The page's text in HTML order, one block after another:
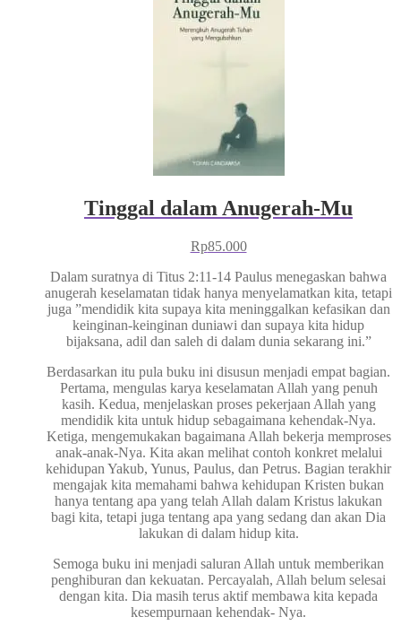
Tinggal dalam Anugerah-Mu
Rp85.000
Dalam suratnya di Titus 2:11-14 Paulus menegaskan bahwa
anugerah keselamatan tidak hanya menyelamatkan kita, tetapi
juga ”mendidik kita supaya kita meninggalkan kefasikan dan
keinginan-keinginan duniawi dan supaya kita hidup
bijaksana, adil dan saleh di dalam dunia sekarang ini.”
Berdasarkan itu pula buku ini disusun menjadi empat bagian.
Pertama, mengulas karya keselamatan Allah yang penuh
kasih. Kedua, menjelaskan proses pekerjaan Allah yang
mendidik kita untuk hidup sebagaimana kehendak-Nya.
Ketiga, mengemukakan bagaimana Allah bekerja memproses
anak-anak-Nya. Kita akan melihat contoh konkret melalui
kehidupan Yakub, Yunus, Paulus, dan Petrus. Bagian terakhir
mengajak kita memahami bahwa kehidupan Kristen bukan
hanya tentang apa yang telah Allah dalam Kristus lakukan
bagi kita, tetapi juga tentang apa yang sedang dan akan Dia
lakukan di dalam hidup kita.
Semoga buku ini menjadi saluran Allah untuk memberikan
penghiburan dan kekuatan. Percayalah, Allah belum selesai
dengan kita. Dia masih terus aktif membawa kita kepada
kesempurnaan kehendak- Nya.